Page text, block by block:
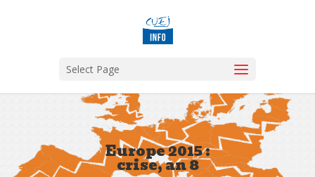
Select Page
Europe 2015 :
crise, an 8